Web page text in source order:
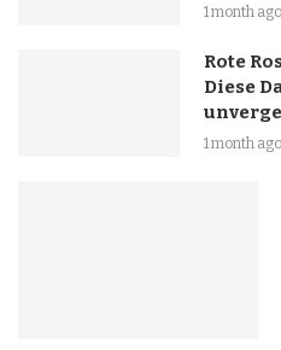
1 month ago
Rote
Diese
1 month ago